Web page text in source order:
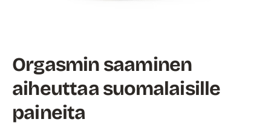
Orgasmin saaminen
aiheuttaa suomalaisille
paineita